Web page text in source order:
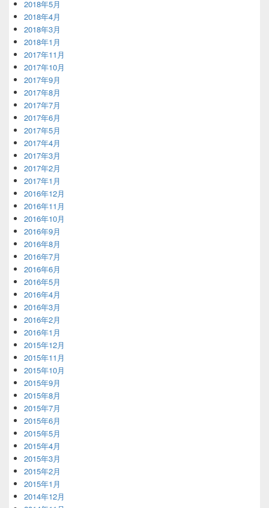
2018年5月
2018年4月
2018年3月
2018年1月
2017年11月
2017年10月
2017年9月
2017年8月
2017年7月
2017年6月
2017年5月
2017年4月
2017年3月
2017年2月
2017年1月
2016年12月
2016年11月
2016年10月
2016年9月
2016年8月
2016年7月
2016年6月
2016年5月
2016年4月
2016年3月
2016年2月
2016年1月
2015年12月
2015年11月
2015年10月
2015年9月
2015年8月
2015年7月
2015年6月
2015年5月
2015年4月
2015年3月
2015年2月
2015年1月
2014年12月